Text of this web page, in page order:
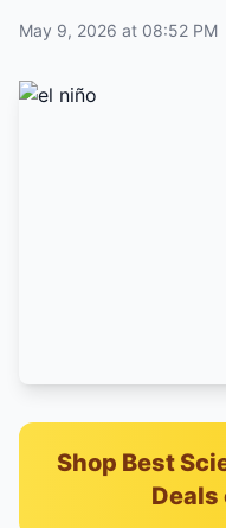
May 9, 2026 at 08:52 PM
Shop Best
Deals